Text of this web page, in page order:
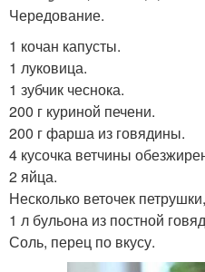
Чередование.
1 кочан капусты.
1 луковица.
1 зубчик чеснока.
200 г куриной печени.
200 г фарша из говядины.
4 кусочка ветчины
2 яйца.
Несколько веточек
1 л бульона из постной
Соль, перец по вкусу.